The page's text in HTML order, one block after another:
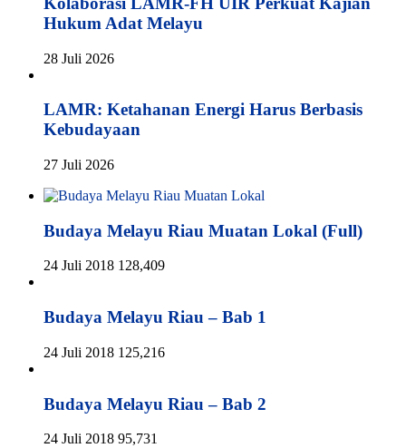
Hukum Adat Melayu
28 Juli 2026
LAMR: Ketahanan Energi Harus Berbasis
Kebudayaan
27 Juli 2026
Budaya Melayu Riau Muatan Lokal (Full)
24 Juli 2018 128,409
Budaya Melayu Riau – Bab 1
24 Juli 2018 125,216
Budaya Melayu Riau – Bab 2
24 Juli 2018 95,731